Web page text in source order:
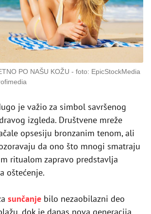
PO NAŠU KOŽU
foto: EpicStockMedia
je važio za simbol savršenog
izgleda. Društvene mreže
opsesiju bronzanim tenom, ali
da ono što mnogi smatraju
ritualom zapravo predstavlja
oštećenje.
sunčanje bilo nezaobilazni deo
dok je danas nova generacija